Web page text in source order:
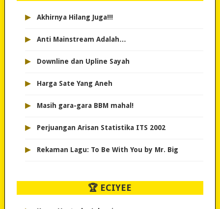
▸ Akhirnya Hilang Juga!!!
▸ Anti Mainstream Adalah…
▸ Downline dan Upline Sayah
▸ Harga Sate Yang Aneh
▸ Masih gara-gara BBM mahal!
▸ Perjuangan Arisan Statistika ITS 2002
▸ Rekaman Lagu: To Be With You by Mr. Big
🏆 ECIYEE